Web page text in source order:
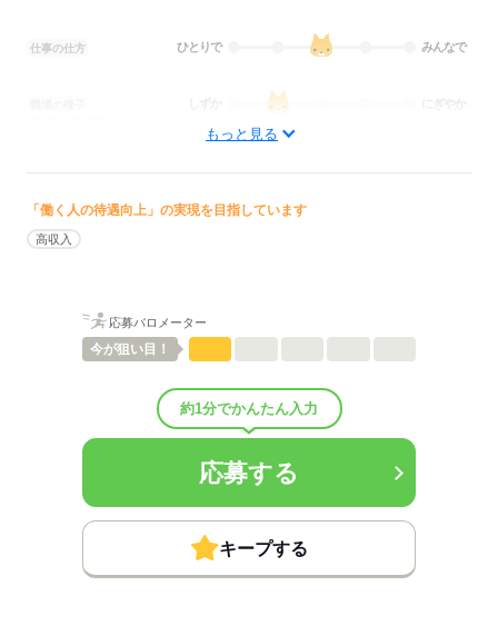
仕事の仕方 ひとりで みんなで
にぎやか
■賞与備考：なし
■退職金制度：有（勤続5年以上）
■退職金制度備考：
■試用期間中の労働条件：■その他福利厚生：
※加入保険は勤務日数により異なります（法定通り）
制服貸与
■その他手当：
敷地内禁煙
応募する
もっと見る
「働く人の待遇向上」の実現を目指しています
高収入
応募バロメーター
今が狙い目！
約1分でかんたん入力
応募する
キープする